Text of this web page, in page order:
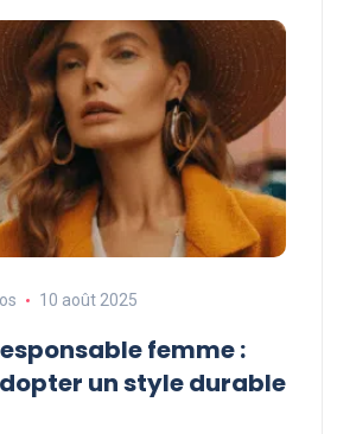
10 août 2025
femme :
un style durable